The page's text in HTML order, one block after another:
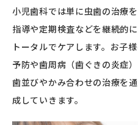
交通アクセス
お知らせ・ブログ
お問い合わせ
小児歯科では単に虫歯の治療
指導や定期検査などを継続的
トータルでケアします。お子
予防や歯周病（歯ぐきの炎症
歯並びやかみ合わせの治療を
成していきます。